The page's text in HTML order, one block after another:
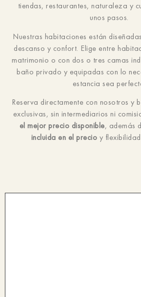
tiendas, restaurantes, naturaleza y
unos pasos.
Nuestras habitaciones están
descanso y confort. Elige entre
matrimonio o con dos o tres camas
baño privado y equipadas con lo
estancia sea
Reserva directamente con nosotros y
exclusivas, sin intermediarios ni
el mejor precio disponible, además
incluida en el precio y